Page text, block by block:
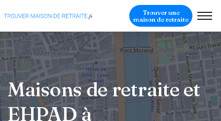
Trouver une
maison de retraite
Maisons de retraite et
EHPAD à